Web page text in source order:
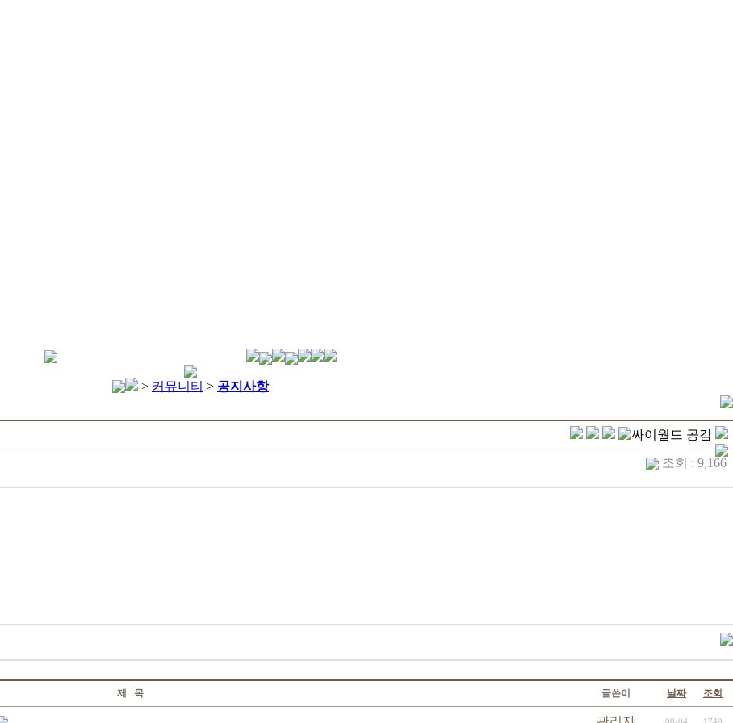
> 커뮤니티 > 공지사항
조회 : 9,166
제 목 글쓴이 날짜 조회